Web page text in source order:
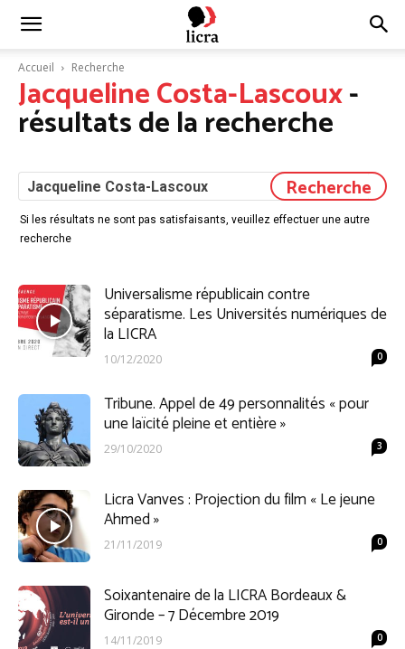
Licra
Antiraciste
1927
Accueil Recherche
Jacqueline Costa-Lascoux-
résultats de la recherche
Si les résultats ne sont pas satisfaisants, veuillez effectuer une autre
recherche
Universalisme républicain contre
séparatisme. Les Universités numériques de
la LICRA
10/12/2020 0
Tribune. Appel de 49 personnalités « pour
une laïcité pleine et entière »
29/10/2020 3
Licra Vanves : Projection du film « Le jeune
Ahmed »
21/11/2019 0
Soixantenaire de la LICRA Bordeaux &
Gironde – 7 Décembre 2019
14/11/2019 0